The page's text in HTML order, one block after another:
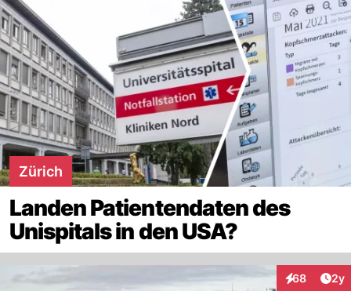
Zürich
Landen Patientendaten des
Unispitals in den USA?
68
Interaktionen
2y